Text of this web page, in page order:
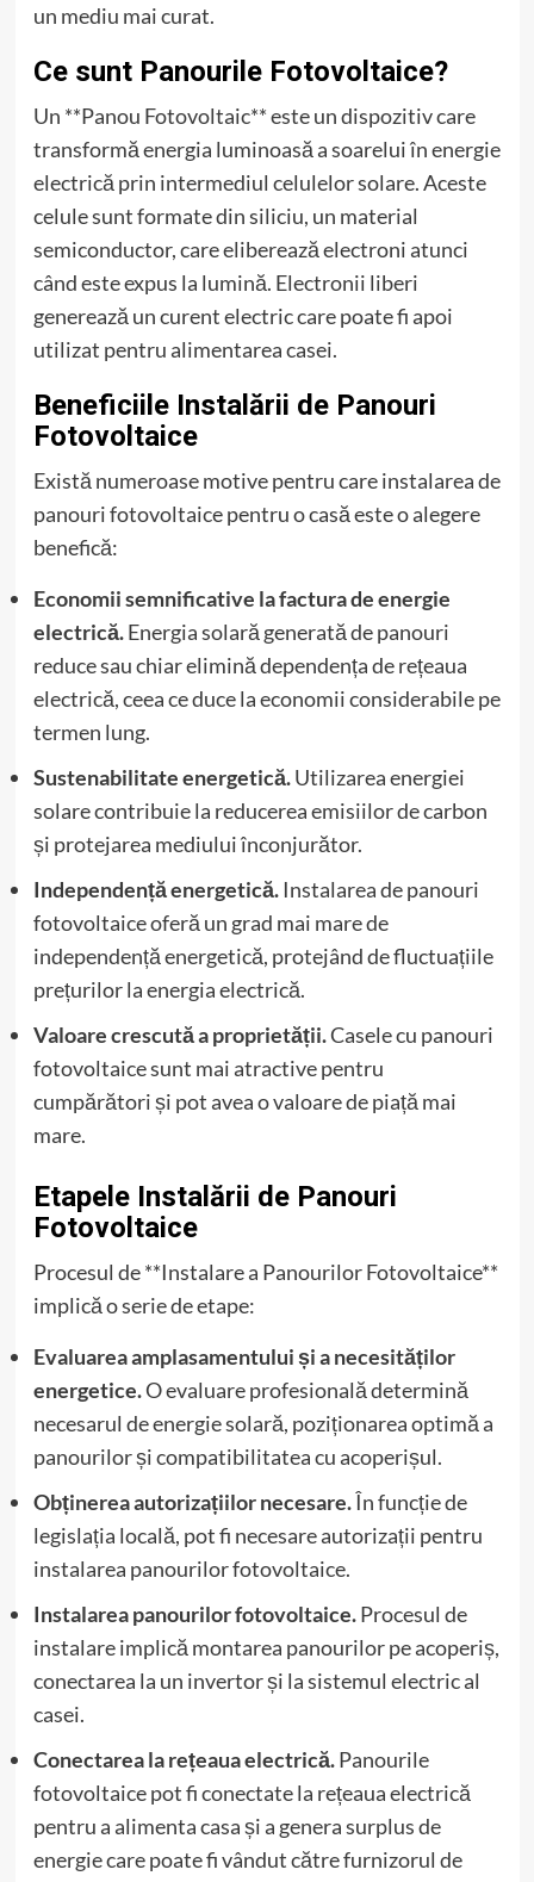
un mediu mai curat.
Ce sunt Panourile Fotovoltaice?
Un **Panou Fotovoltaic** este un dispozitiv care
transformă energia luminoasă a soarelui în energie
electrică prin intermediul celulelor solare. Aceste
celule sunt formate din siliciu, un material
semiconductor, care eliberează electroni atunci
când este expus la lumină. Electronii liberi
generează un curent electric care poate fi apoi
utilizat pentru alimentarea casei.
Beneficiile Instalării de Panouri
Fotovoltaice
Există numeroase motive pentru care instalarea de
panouri fotovoltaice pentru o casă este o alegere
benefică:
Economii semnificative la factura de energie
electrică.Energia solară generată de panouri
reduce sau chiar elimină dependența de rețeaua
electrică, ceea ce duce la economii considerabile pe
termen lung.
Sustenabilitate energetică.Utilizarea energiei
solare contribuie la reducerea emisiilor de carbon
și protejarea mediului înconjurător.
Independență energetică.Instalarea de panouri
fotovoltaice oferă un grad mai mare de
independență energetică, protejând de fluctuațiile
prețurilor la energia electrică.
Valoare crescută a proprietății.Casele cu panouri
fotovoltaice sunt mai atractive pentru
cumpărători și pot avea o valoare de piață mai
mare.
Etapele Instalării de Panouri
Fotovoltaice
Procesul de **Instalare a Panourilor Fotovoltaice**
implică o serie de etape:
Evaluarea amplasamentului și a necesităților
energetice.O evaluare profesională determină
necesarul de energie solară, poziționarea optimă a
panourilor și compatibilitatea cu acoperișul.
Obținerea autorizațiilor necesare.În funcție de
legislația locală, pot fi necesare autorizații pentru
instalarea panourilor fotovoltaice.
Instalarea panourilor fotovoltaice.Procesul de
instalare implică montarea panourilor pe acoperiș,
conectarea la un invertor și la sistemul electric al
casei.
Conectarea la rețeaua electrică.Panourile
fotovoltaice pot fi conectate la rețeaua electrică
pentru a alimenta casa și a genera surplus de
energie care poate fi vândut către furnizorul de